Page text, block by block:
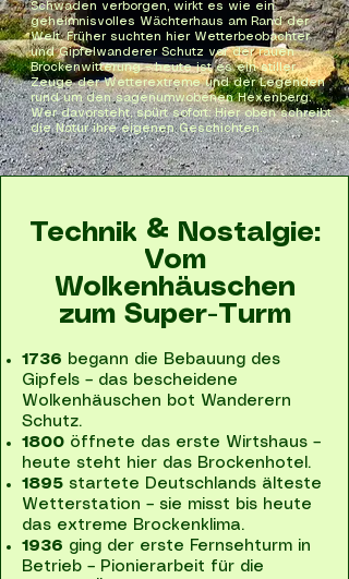
Schwaden verborgen, wirkt es wie ein
geheimnisvolles Wächterhaus am Rand der
Welt. Früher suchten hier Wetterbeobachter
und Gipfelwanderer Schutz vor der rauen
Brockenwitterung – heute ist es ein stiller
Zeuge der Wetterextreme und der Legenden
rund um den sagenumwobenen Hexenberg.
Wer davorsteht, spürt sofort: Hier oben schreibt
die Natur ihre eigenen Geschichten.
Technik & Nostalgie:
Vom
Wolkenhäuschen
zum Super-Turm
1736 begann die Bebauung des
Gipfels – das bescheidene
Wolkenhäuschen bot Wanderern
Schutz.
1800 öffnete das erste Wirtshaus –
heute steht hier das Brockenhotel.
1895 startete Deutschlands älteste
Wetterstation – sie misst bis heute
das extreme Brockenklima.
1936 ging der erste Fernsehturm in
Betrieb – Pionierarbeit für die